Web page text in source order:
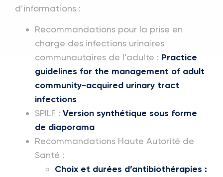
d’informations :
Recommandations pour la prise en
charge des infections urinaires
communautaires de l’adulte : Practice
guidelines for the management of adult
community-acquired urinary tract
infections
SPILF : Version synthétique sous forme
de diaporama
Recommandations Haute Autorité de
Santé :
Choix et durées d’antibiothérapies :